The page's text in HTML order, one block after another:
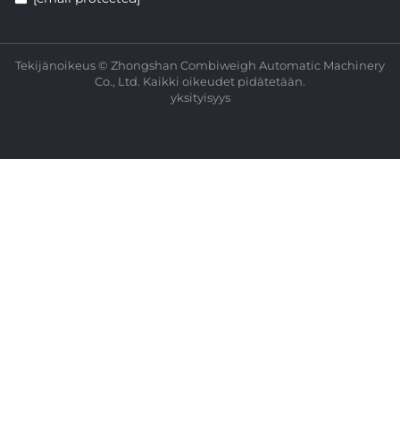
Tekijänoikeus © Zhongshan Combiweigh Automatic Machinery
Co., Ltd. Kaikki oikeudet pidätetään.
yksityisyys